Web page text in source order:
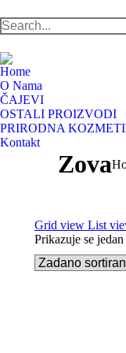
Search:
Home
O Nama
ČAJEVI
OSTALI PROIZVODI
PRIRODNA
Kontakt
Zova
Grid view List
Prikazuje se